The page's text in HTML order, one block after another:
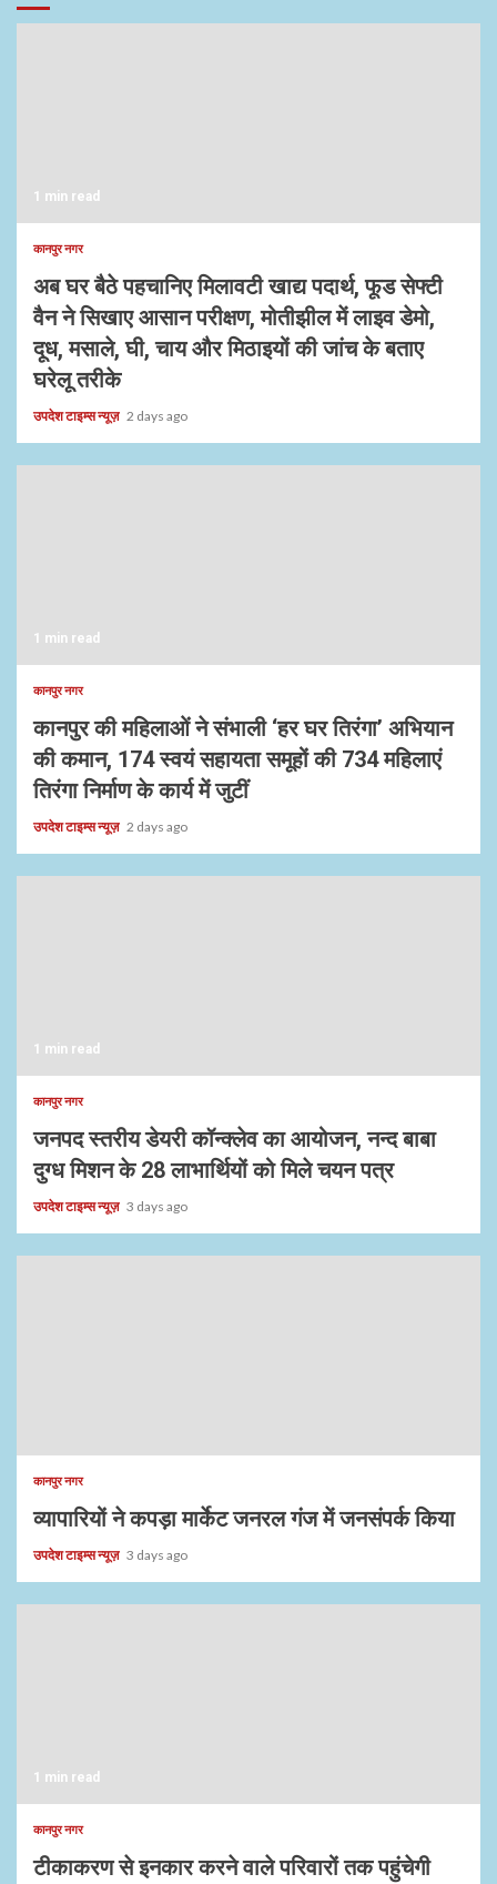
1 min read
कानपुर नगर
अब घर बैठे पहचानिए मिलावटी खाद्य पदार्थ, फूड सेफ्टी
वैन ने सिखाए आसान परीक्षण, मोतीझील में लाइव डेमो,
दूध, मसाले, घी, चाय और मिठाइयों की जांच के बताए
घरेलू तरीके
उपदेश टाइम्स न्यूज़ 2 days ago
1 min read
कानपुर नगर
कानपुर की महिलाओं ने संभाली ‘हर घर तिरंगा’ अभियान
की कमान, 174 स्वयं सहायता समूहों की 734 महिलाएं
तिरंगा निर्माण के कार्य में जुटीं
उपदेश टाइम्स न्यूज़ 2 days ago
1 min read
कानपुर नगर
जनपद स्तरीय डेयरी कॉन्क्लेव का आयोजन, नन्द बाबा
दुग्ध मिशन के 28 लाभार्थियों को मिले चयन पत्र
उपदेश टाइम्स न्यूज़ 3 days ago
कानपुर नगर
व्यापारियों ने कपड़ा मार्केट जनरल गंज में जनसंपर्क किया
उपदेश टाइम्स न्यूज़ 3 days ago
1 min read
कानपुर नगर
टीकाकरण से इनकार करने वाले परिवारों तक पहुंचेगी